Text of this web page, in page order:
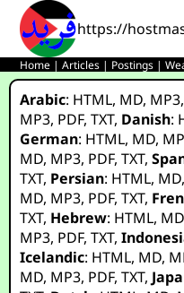
https://
Home |Articles | Postings |
Arabic: HTML, MD, MP3,
MP3, PDF,TXT, Danish:
German: HTML, MD,
MD, MP3, PDF,TXT,
TXT, Persian: HTML, MD,
MD, MP3, PDF,TXT,
TXT, Hebrew: HTML, MD
MP3, PDF,TXT,
Icelandic: HTML, MD,
MD, MP3, PDF,TXT,